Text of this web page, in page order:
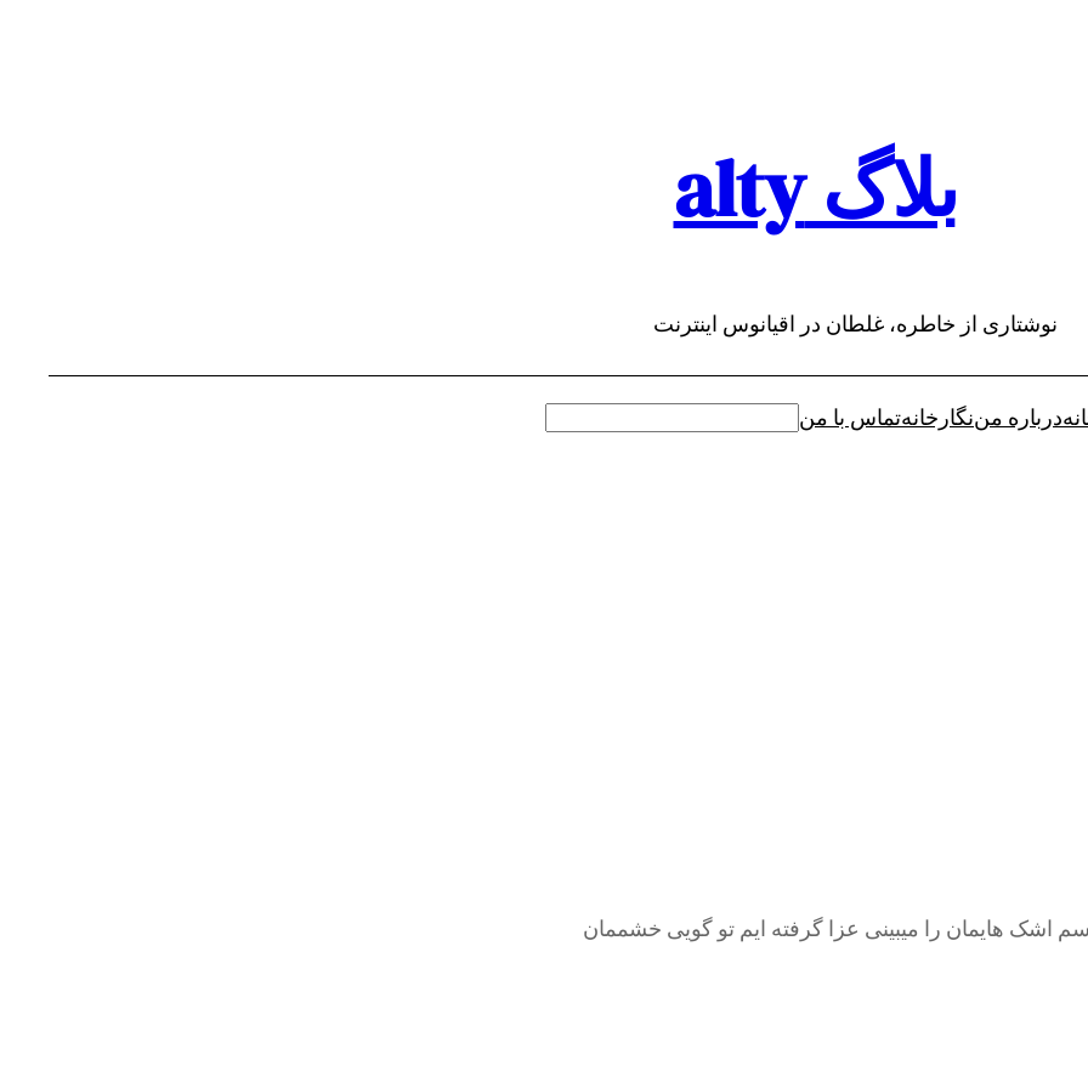
بلاگ alty
نوشتاری از خاطره، غلطان در اقیانوس اینترنت
درباره مننگارخانهتماس با من
اشک هایمان را میبینی عزا گرفته ایم تو گویی خشممان